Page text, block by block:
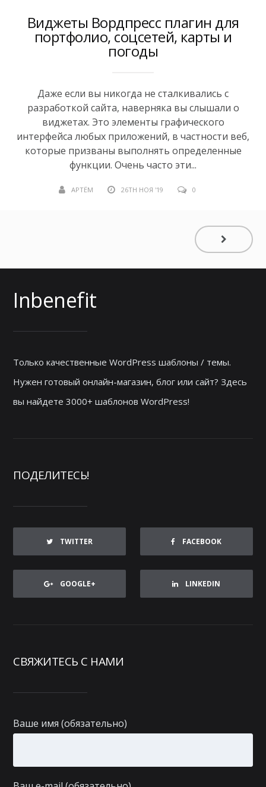
Виджеты Вордпресс плагин для
портфолио, соцсетей, карты и
погоды
Даже если вы никогда не сталкивались с
разработкой сайта, наверняка вы слышали о
виджетах. Это элементы графического
интерфейса любых приложений, в частности веб,
которые призваны выполнять определенные
функции. Очень часто эти...
АРТЁМ 26TH НОЯ '19 0
Inbenefit
Только качественные WordPress шаблоны / темы.
Нужен готовый онлайн-магазин, блог или сайт? Здесь
вы найдете 3000+ шаблонов WordPress!
ПОДЕЛИТЕСЬ!
TWITTER FACEBOOK
GOOGLE+ LINKEDIN
СВЯЖИТЕСЬ С НАМИ
Ваше имя (обязательно)